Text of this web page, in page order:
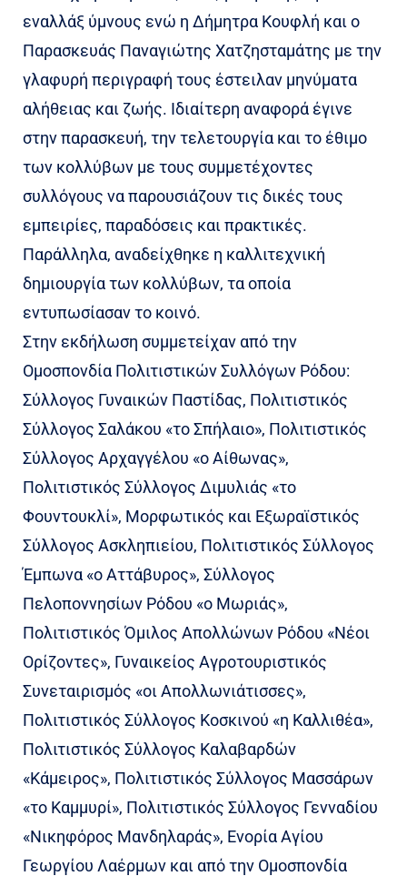
εναλλάξ ύμνους ενώ η Δήμητρα Κουφλή και ο
Παρασκευάς Παναγιώτης Χατζησταμάτης με την
γλαφυρή περιγραφή τους έστειλαν μηνύματα
αλήθειας και ζωής. Ιδιαίτερη αναφορά έγινε
στην παρασκευή, την τελετουργία και το έθιμο
των κολλύβων με τους συμμετέχοντες
συλλόγους να παρουσιάζουν τις δικές τους
εμπειρίες, παραδόσεις και πρακτικές.
Παράλληλα, αναδείχθηκε η καλλιτεχνική
δημιουργία των κολλύβων, τα οποία
εντυπωσίασαν το κοινό.
Στην εκδήλωση συμμετείχαν από την
Ομοσπονδία Πολιτιστικών Συλλόγων Ρόδου:
Σύλλογος Γυναικών Παστίδας, Πολιτιστικός
Σύλλογος Σαλάκου «το Σπήλαιο», Πολιτιστικός
Σύλλογος Αρχαγγέλου «ο Αίθωνας»,
Πολιτιστικός Σύλλογος Διμυλιάς «το
Φουντουκλί», Μορφωτικός και Εξωραϊστικός
Σύλλογος Ασκληπιείου, Πολιτιστικός Σύλλογος
Έμπωνα «ο Αττάβυρος», Σύλλογος
Πελοποννησίων Ρόδου «ο Μωριάς»,
Πολιτιστικός Όμιλος Απολλώνων Ρόδου «Νέοι
Ορίζοντες», Γυναικείος Αγροτουριστικός
Συνεταιρισμός «οι Απολλωνιάτισσες»,
Πολιτιστικός Σύλλογος Κοσκινού «η Καλλιθέα»,
Πολιτιστικός Σύλλογος Καλαβαρδών
«Κάμειρος», Πολιτιστικός Σύλλογος Μασσάρων
«το Καμμυρί», Πολιτιστικός Σύλλογος Γενναδίου
«Νικηφόρος Μανδηλαράς», Ενορία Αγίου
Γεωργίου Λαέρμων και από την Ομοσπονδία